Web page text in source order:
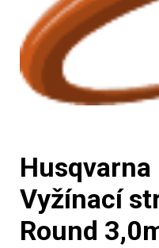
Husqvarna
Vyžínací
Round